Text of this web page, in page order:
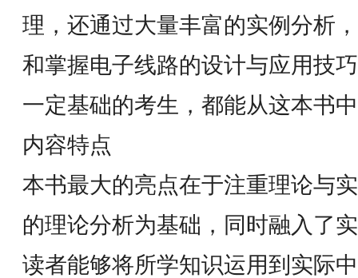
理，还通过大量丰富的实例分析
和掌握电子线路的设计与应用技
一定基础的考生，都能从这本书
内容特点
本书最大的亮点在于注重理论与
的理论分析为基础，同时融入了
读者能够将所学知识运用到实际